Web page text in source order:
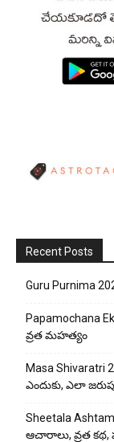
Recent Posts
Guru Purnima
వ్రత మహత్యం
Masa Shivaratri
ఎందుకు, ఎలా
Sheetala
ఆచారాలు, వ్రత